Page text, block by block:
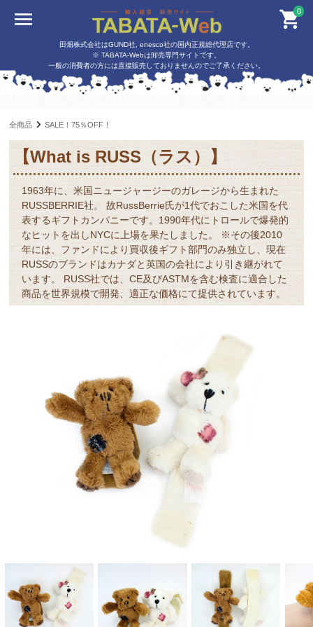
0
田畑株式会社はGUND社, enesco社の国内正規総代理店です。
※ TABATA-Webは卸売専門サイトです。
一般の消費者の方には直接販売しておりませんのでご了承ください。
全商品 SALE！75％OFF！
【What is RUSS（ラス）】
1963年に、米国ニュージャージーのガレージから生まれた
RUSSBERRIE社。 故RussBerrie氏が1代でおこした米国を代
表するギフトカンパニーです。1990年代にトロールで爆発的
なヒットを出しNYCに上場を果たしました。 ※その後2010
年には、ファンドにより買収後ギフト部門のみ独立し、現在
RUSSのブランドはカナダと英国の会社により引き継がれて
います。 RUSS社では、CE及びASTMを含む検査に適合した
商品を世界規模で開発、適正な価格にて提供されています。